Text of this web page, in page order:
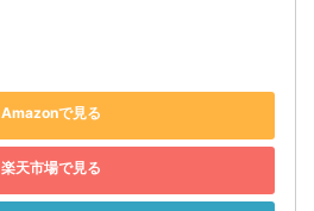
Amazonで見る
楽天市場で見る